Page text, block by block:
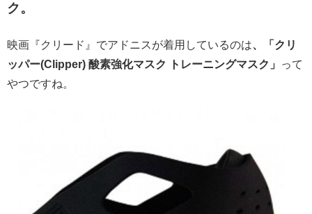
ク。
映画『クリード』でアドニスが着用しているのは、「クリ
ッパー(Clipper) 酸素強化マスク トレーニングマスク」
って
やつですね。